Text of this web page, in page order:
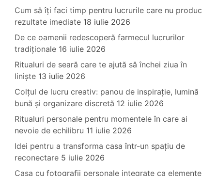
Cum să îți faci timp pentru lucrurile care nu produc
rezultate imediate 18 iulie 2026
De ce oamenii redescoperă farmecul lucrurilor
tradiționale 16 iulie 2026
Ritualuri de seară care te ajută să închei ziua în
liniște 13 iulie 2026
Colțul de lucru creativ: panou de inspirație, lumină
bună și organizare discretă 12 iulie 2026
Ritualuri personale pentru momentele în care ai
nevoie de echilibru 11 iulie 2026
Idei pentru a transforma casa într-un spațiu de
reconectare 5 iulie 2026
Casa cu fotografii personale integrate ca elemente